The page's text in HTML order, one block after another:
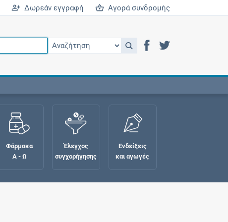
Δωρεάν εγγραφή Αγορά συνδρομής
Φάρμακα
Α - Ω
Έλεγχος
συγχορήγησης
Ενδείξεις
και αγωγές